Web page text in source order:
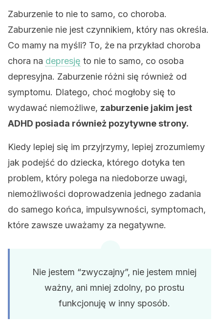
Zaburzenie to nie to samo, co choroba.
Zaburzenie nie jest czynnikiem, który nas określa.
Co mamy na myśli? To, że na przykład choroba
chora na depresję to nie to samo, co osoba
depresyjna. Zaburzenie różni się również od
symptomu. Dlatego, choć mogłoby się to
wydawać niemożliwe, zaburzenie jakim jest
ADHD posiada również pozytywne strony.
Kiedy lepiej się im przyjrzymy, lepiej zrozumiemy
jak podejść do dziecka, którego dotyka ten
problem, który polega na niedoborze uwagi,
niemożliwości doprowadzenia jednego zadania
do samego końca, impulsywności, symptomach,
które zawsze uważamy za negatywne.
Nie jestem “zwyczajny”, nie jestem mniej
ważny, ani mniej zdolny, po prostu
funkcjonuję w inny sposób.